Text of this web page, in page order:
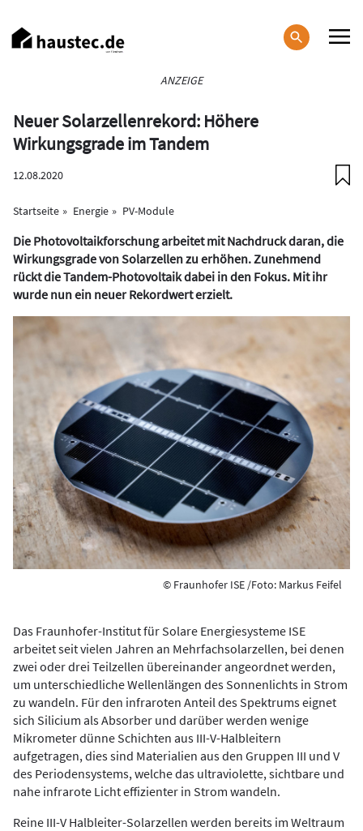
zum
Inhalt
ANZEIGE
Neuer Solarzellenrekord: Höhere
Wirkungsgrade im Tandem
12.08.2020
Startseite Energie PV-Module
Die Photovoltaikforschung arbeitet mit Nachdruck daran, die
Wirkungsgrade von Solarzellen zu erhöhen. Zunehmend
rückt die Tandem-Photovoltaik dabei in den Fokus. Mit ihr
wurde nun ein neuer Rekordwert erzielt.
© Fraunhofer ISE /Foto: Markus Feifel
Das Fraunhofer-Institut für Solare Energiesysteme ISE
arbeitet seit vielen Jahren an Mehrfachsolarzellen, bei denen
zwei oder drei Teilzellen übereinander angeordnet werden,
um unterschiedliche Wellenlängen des Sonnenlichts in Strom
zu wandeln. Für den infraroten Anteil des Spektrums eignet
sich Silicium als Absorber und darüber werden wenige
Mikrometer dünne Schichten aus III-V-Halbleitern
aufgetragen, dies sind Materialien aus den Gruppen III und V
des Periodensystems, welche das ultraviolette, sichtbare und
nahe infrarote Licht effizienter in Strom wandeln.
Reine III-V Halbleiter-Solarzellen werden bereits im Weltraum